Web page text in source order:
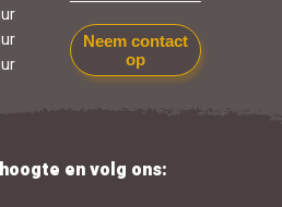
Neem contact
op
en volg ons: